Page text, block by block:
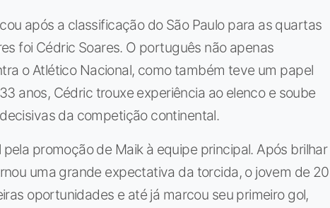
após a classificação do São Paulo para as quartas
foi Cédric Soares. O português não apenas
o Atlético Nacional, como também teve um papel
anos, Cédric trouxe experiência ao elenco e soube
da competição continental.
promoção de Maik à equipe principal. Após brilhar
uma grande expectativa da torcida, o jovem de 20
oportunidades e até já marcou seu primeiro gol,